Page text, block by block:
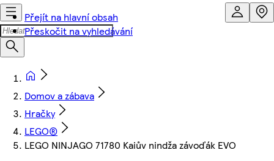
Přejít na hlavní obsah
Přeskočit na vyhledávání
Domov a zábava
Hračky
LEGO®
LEGO NINJAGO 71780 Kaiův nindža závoďák EVO